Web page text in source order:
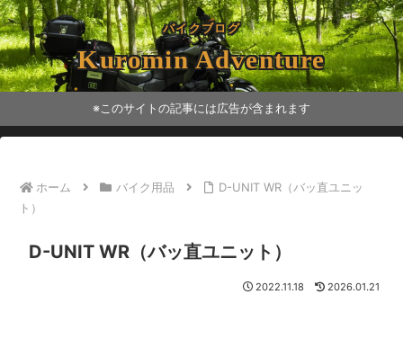
バイクブログ
Kuromin Adventure
※このサイトの記事には広告が含まれます
ホーム バイク用品
D-UNIT WR（バッ直ユニッ
ト）
D-UNIT WR（バッ直ユニット）
2022.11.18 2026.01.21